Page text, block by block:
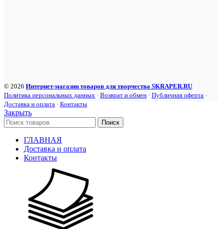
© 2026 Интернет-магазин товаров для творчества SKRAPER.RU
Политика персональных данных · Возврат и обмен · Публичная оферта ·
Доставка и оплата · Контакты
Закрыть
Поиск
ГЛАВНАЯ
Доставка и оплата
Контакты